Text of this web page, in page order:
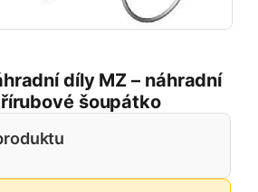
díly MZ – náhradní
šoupátko